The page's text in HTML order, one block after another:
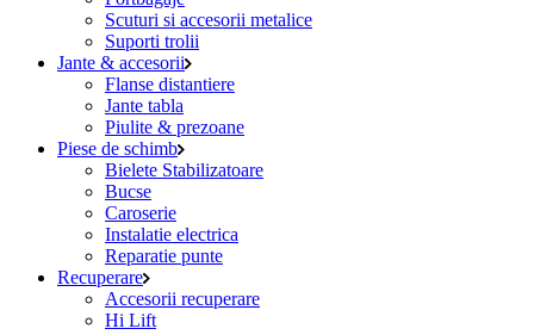
Scuturi si accesorii metalice
Suporti trolii
Jante & accesorii
Flanse distantiere
Jante tabla
Piulite & prezoane
Piese de schimb
Bielete Stabilizatoare
Bucse
Caroserie
Instalatie electrica
Reparatie punte
Recuperare
Accesorii recuperare
Hi Lift